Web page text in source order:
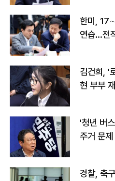
한미,
연습…전
김건희, '
현 부부
'청년 버
주거 문
경찰, 축